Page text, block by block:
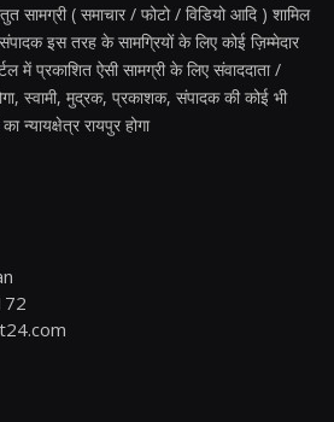
सामग्री ( समाचार / फोटो / विडियो आदि ) शामिल
इस तरह के सामग्रियों के लिए कोई ज़िम्मेदार
में प्रकाशित ऐसी सामग्री के लिए संवाददाता /
स्वामी, मुद्रक, प्रकाशक, संपादक की कोई भी
न्यायक्षेत्र रायपुर होगा